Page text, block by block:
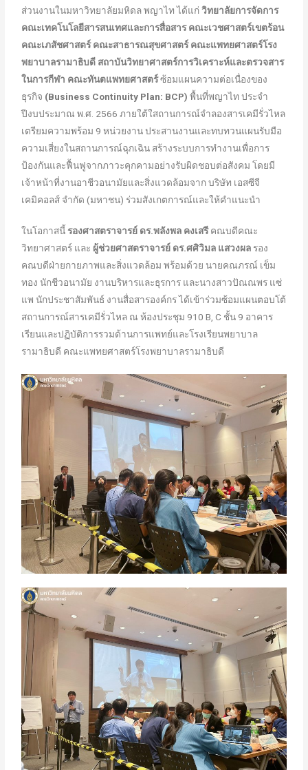
ส่วนงานในมหาวิทยาลัยมหิดล พญาไท ได้แก่วิทยาลัยการจัดการ
คณะเทคโนโลยีสารสนเทศและการสื่อสาร คณะเวชศาสตร์เขตร้อน
คณะเภสัชศาสตร์ คณะสาธารณสุขศาสตร์ คณะแพทยศาสตร์โรง
พยาบาลรามาธิบดี สถาบันวิทยาศาสตร์การวิเคราะห์และตรวจสาร
ในการกีฬา คณะทันตแพทยศาสตร์ซ้อมแผนความต่อเนื่องของ
ธุรกิจ (Business Continuity Plan: BCP) พื้นที่พญาไท ประจำ
ปีงบประมาณ พ.ศ. 2566 ภายใต้ใสถานการณ์จำลองสารเคมีรั่วไหล
เตรียมความพร้อม 9 หน่วยงาน ประสานงานและทบทวนแผนรับมือ
ความเสี่ยงในสถานการณ์ฉุกเฉิน สร้างระบบการทำงานเพื่อการ
ป้องกันและฟื้นฟูจากภาวะคุกคามอย่างรับผิดชอบต่อสังคม โดยมี
เจ้าหน้าที่งานอาชีวอนามัยและสิ่งแวดล้อมจาก บริษัท เอสซีจี
เคมิคอลส์ จำกัด (มหาชน) ร่วมสังเกตการณ์และให้คำแนะนำ
ในโอกาสนี้ รองศาสตราจารย์ ดร.พลังพล คงเสรีคณบดีคณะ
วิทยาศาสตร์ และ ผู้ช่วยศาสตราจารย์ ดร.ศศิวิมล แสวงผล รอง
คณบดีฝ่ายกายภาพและสิ่งแวดล้อม พร้อมด้วย นายคณภรณ์ เข็ม
ทอง นักชีวอนามัย งานบริหารและธุรการ และนางสาวปัณณพร แซ่
แพ นักประชาสัมพันธ์ งานสื่อสารองค์กร ได้เข้าร่วมซ้อมแผนตอบโต้
สถานการณ์สารเคมีรั่วไหล ณ ห้องประชุม 910 B, C ชั้น 9 อาคาร
เรียนและปฏิบัติการรวมด้านการแพทย์และโรงเรียนพยาบาล
รามาธิบดี คณะแพทยศาสตร์โรงพยาบาลรามาธิบดี